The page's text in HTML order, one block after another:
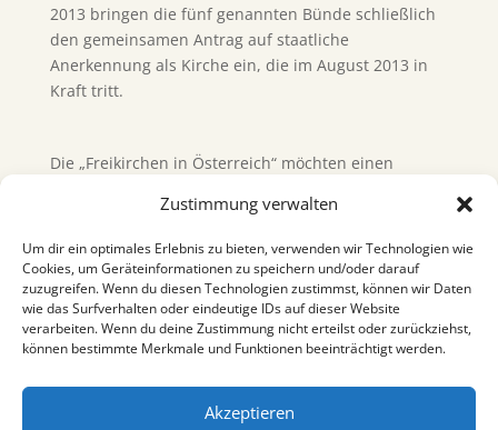
Zustimmung verwalten
Um dir ein optimales Erlebnis zu bieten, verwenden wir Technologien wie
Cookies, um Geräteinformationen zu speichern und/oder darauf
zuzugreifen. Wenn du diesen Technologien zustimmst, können wir Daten
wie das Surfverhalten oder eindeutige IDs auf dieser Website
verarbeiten. Wenn du deine Zustimmung nicht erteilst oder zurückziehst,
können bestimmte Merkmale und Funktionen beeinträchtigt werden.
Akzeptieren
2013 bringen die fünf genannten Bünde schließlich
den gemeinsamen Antrag auf staatliche
Anerkennung als Kirche ein, die im August 2013 in
Kraft tritt.
Die „Freikirchen in Österreich“ möchten einen
die gesamte Gesellschaft Österreichs Gottes
Zuwendung erleben. Die Voraussetzung dafür sehen
sie in der Liebe, Barmherzigkeit und Gnade Gottes,
die ihrer Auffassung nach allen Menschen gilt.